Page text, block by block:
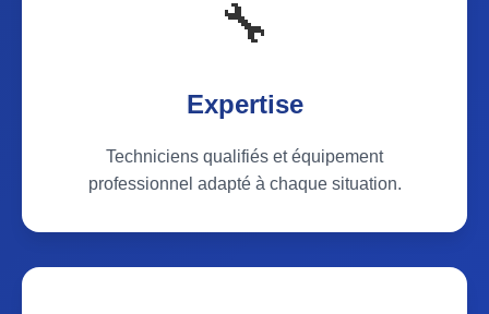
🔧
Expertise
Techniciens qualifiés et équipement
professionnel adapté à chaque situation.